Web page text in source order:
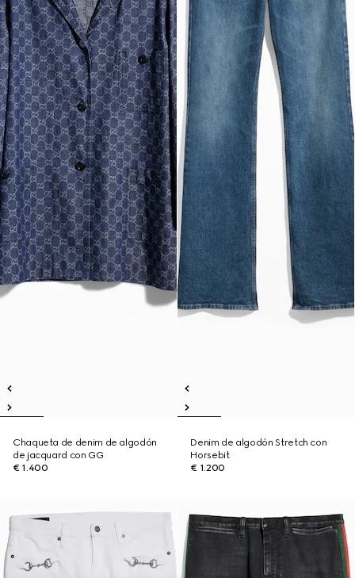
Chaqueta de denim de algodón
de jacquard con GG
€ 1.400
Denim de algodón Stretch con
Horsebit
€ 1.200